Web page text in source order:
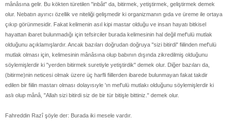
mânâsına gelir. Bu kökten türetilen "inbât" da, bitirmek, yetiştirmek, geliştirmek demek
olur. Nebatın ayırıcı özellik ve niteliği gelişmedir ki organizmanın gıda ve üreme ile ortaya
çıkıp görünmesidir. Fakat kelimenin asıl kipi mastar olduğu ve insan hayatı bitkisel
hayattan ibaret bulunmadığı için tefsirciler burada kelimesinin hal değil mef'ulü mutlak
olduğunu açıklamışlardır. Ancak bazıları doğrudan doğruya "sizi bitirdi" fiilinden mef'ulü
mutlak olması için, kelimesinin mânâsına olup babının dışında zikredilmiş olduğunu
söylemişlerdir ki "yerden bitirmek suretiyle yetiştirdik" demek olur. Diğer bazıları da,
(bitirme)nin neticesi olmak üzere üç harfli fiillerden ibarede bulunmayan fakat takdir
edilen bir fiilin mastarı olması dolayısıyle 'ın mef'ulü mutlakı olduğunu söylemişlerdir ki
aslı olup mânâ, "Allah sizi bitirdi siz de bir tür bitişle bittiniz." demek olur.
Fahreddin Razî şöyle der: Burada iki mesele vardır.